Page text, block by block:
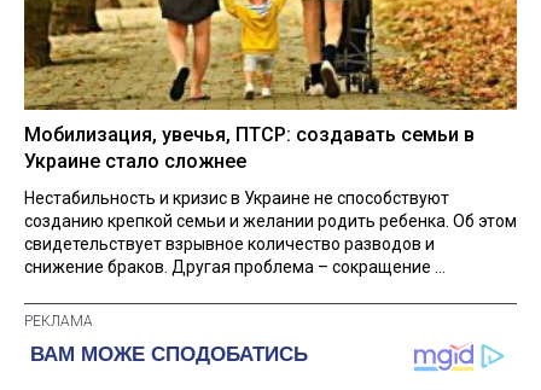
Мобилизация, увечья, ПТСР: создавать семьи в
Украине стало сложнее
Нестабильность и кризис в Украине не способствуют
созданию крепкой семьи и желании родить ребенка. Об этом
свидетельствует взрывное количество разводов и
снижение браков. Другая проблема – сокращение ...